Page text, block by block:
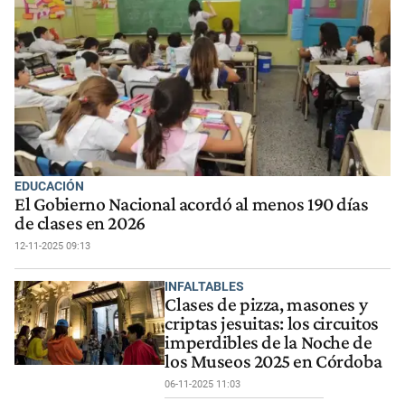
EDUCACIÓN
El Gobierno Nacional acordó al menos 190 días
de clases en 2026
12-11-2025 09:13
INFALTABLES
Clases de pizza, masones y
criptas jesuitas: los circuitos
imperdibles de la Noche de
los Museos 2025 en Córdoba
06-11-2025 11:03